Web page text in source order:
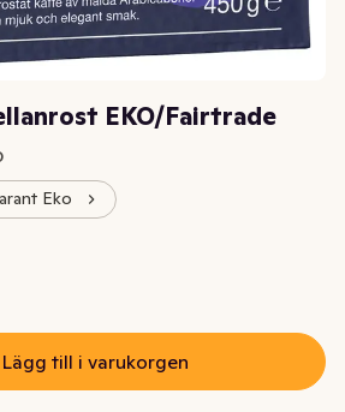
EKO/Fairtrade
Eko
kr
Lägg till i varukorgen